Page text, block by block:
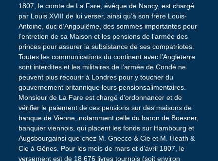
1807, le comte de La Fare, évêque de Nancy, est chargé
par Louis XVIII de lui verser, ainsi qu’à son frère Louis-
Antoine, duc d’Angoulême, des sommes importantes pour
l’entretien de sa Maison et les pensions de l’armée des
princes pour assurer la subsistance de ses compatriotes.
Toutes les communications du continent avec l’Angleterre
sont interdites et les militaires de l’armée de Condé ne
peuvent plus recourir à Londres pour y toucher du
gouvernement britannique leurs pensionsalimentaires.
Monsieur de La Fare est chargé d’ordonnancer et de
vérifier le paiement de ces pensions sur des maisons de
banque de Vienne, notamment celle du baron de Boesner,
banquier viennois, qui placent les fonds sur Hambourg et
Augsbourgainsi que chez M. Gnecco & Cie et M. Heath &
Cie à Gênes. Pour les mois de mars et d’avril 1807, le
versement est de 18 676 livres tournois (soit environ